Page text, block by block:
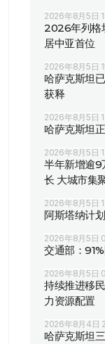
2026年8月5日
2026年列格
居中亚首位
2026年8月5日
哈萨克斯坦
获释
2026年8月5日
哈萨克斯坦
2026年8月5日
半年新增逾9
长 大城市集
2026年8月5日
阿斯塔纳计
2026年8月5日
交通部：
2026年8月5日
持续推进移
力资源配置
2026年8月4日
哈萨克斯坦